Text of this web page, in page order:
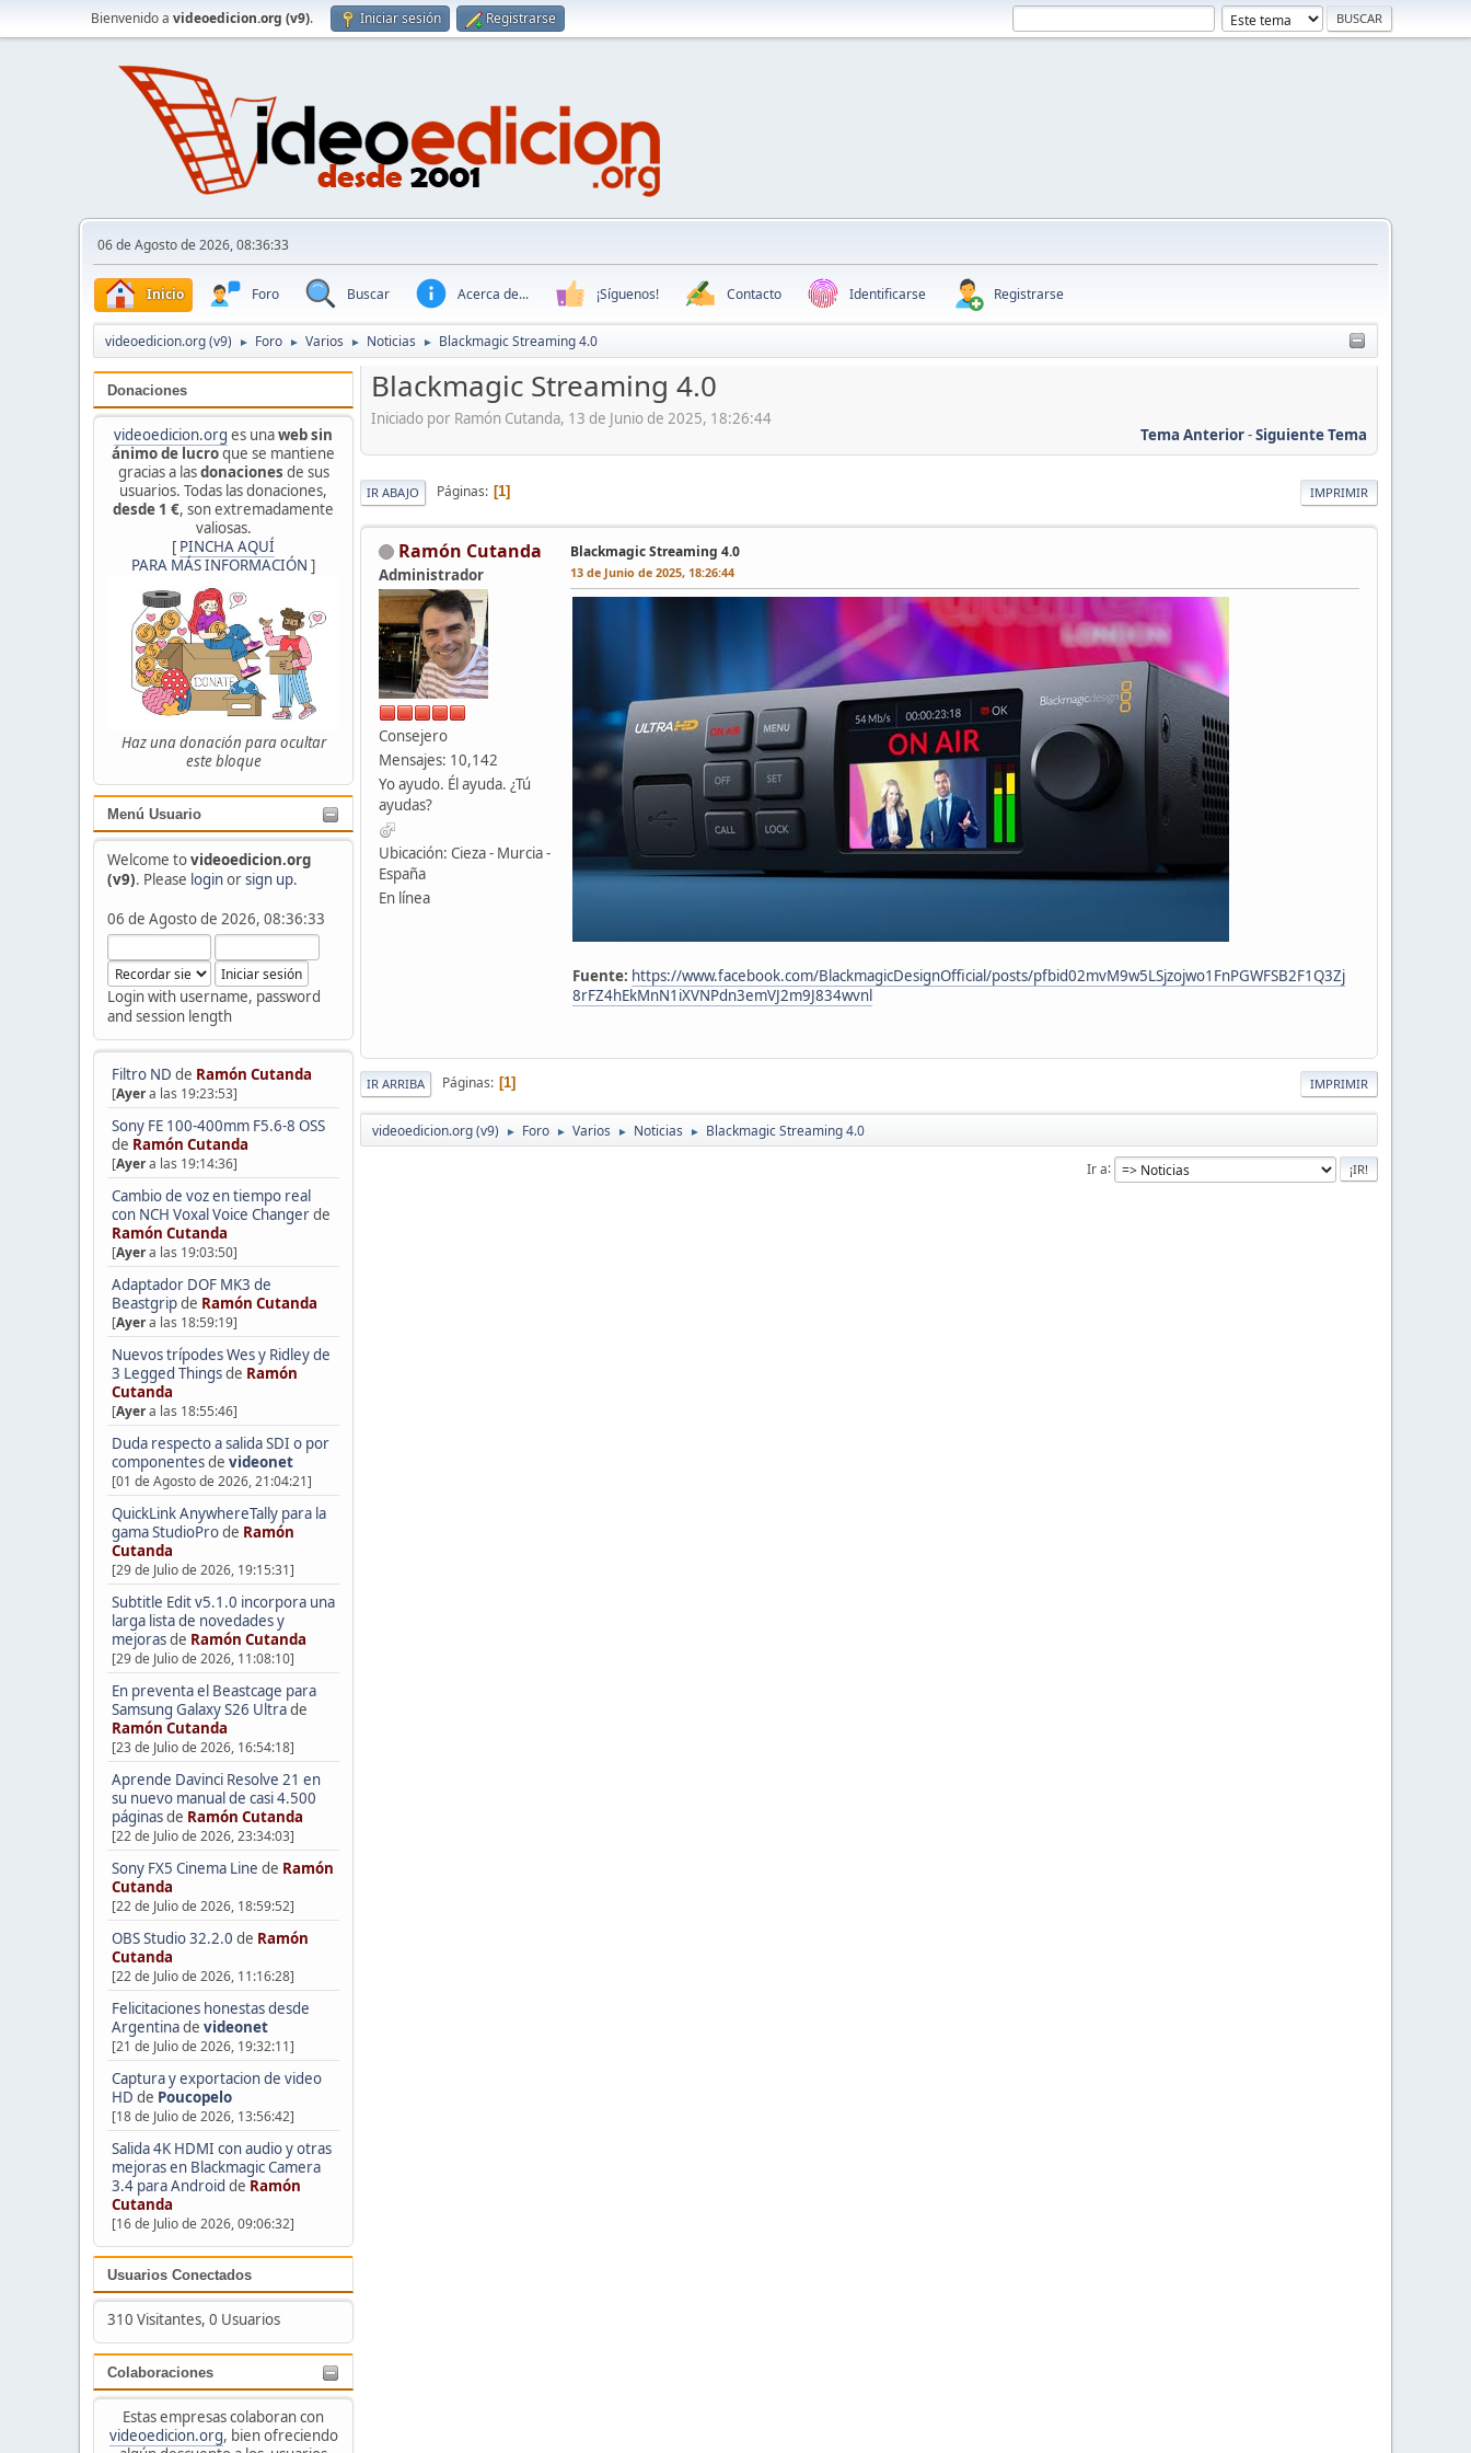
Bienvenido a videoedicion.org (v9). Iniciar sesión Registrarse
06 de Agosto de 2026, 08:36:33
Inicio Foro Buscar Acerca de... ¡Síguenos! Contacto Identificarse Registrarse
videoedicion.org (v9) ► Foro ► Varios ► Noticias ► Blackmagic Streaming 4.0
Donaciones
videoedicion.org es unaweb sin
ánimo de lucroque se mantiene
gracias a lasdonaciones de sus
usuarios. Todas las donaciones,
desde 1 €, son extremadamente
valiosas.
[ PINCHA AQUÍ
PARA MÁS INFORMACIÓN ]
Haz una donación para ocultar
este bloque
Menú Usuario
Welcome tovideoedicion.org
(v9). Please loginorsign up.
06 de Agosto de 2026, 08:36:33
Login with username, password
and session length
Filtro ND de Ramón Cutanda
[Ayera las 19:23:53]
Sony FE 100-400mm F5.6-8 OSS
de Ramón Cutanda
[Ayera las 19:14:36]
Cambio de voz en tiempo real
con NCH Voxal Voice Changerde
Ramón Cutanda
[Ayera las 19:03:50]
Adaptador DOF MK3 de
Beastgripde Ramón Cutanda
[Ayera las 18:59:19]
Nuevos trípodes Wes y Ridley de
3 Legged Thingsde Ramón
Cutanda
[Ayera las 18:55:46]
Duda respecto a salida SDI o por
componentesde videonet
[01 de Agosto de 2026, 21:04:21]
QuickLink AnywhereTally para la
gama StudioProde Ramón
Cutanda
[29 de Julio de 2026, 19:15:31]
Subtitle Edit v5.1.0 incorpora una
larga lista de novedades y
mejorasde Ramón Cutanda
[29 de Julio de 2026, 11:08:10]
En preventa el Beastcage para
Samsung Galaxy S26 Ultrade
Ramón Cutanda
[23 de Julio de 2026, 16:54:18]
Aprende Davinci Resolve 21 en
su nuevo manual de casi 4.500
páginasde Ramón Cutanda
[22 de Julio de 2026, 23:34:03]
Sony FX5 Cinema Line de Ramón
Cutanda
[22 de Julio de 2026, 18:59:52]
OBS Studio 32.2.0 de Ramón
Cutanda
[22 de Julio de 2026, 11:16:28]
Felicitaciones honestas desde
Argentinade videonet
[21 de Julio de 2026, 19:32:11]
Captura y exportacion de video
HD de Poucopelo
[18 de Julio de 2026, 13:56:42]
Salida 4K HDMI con audio y otras
mejoras en Blackmagic Camera
3.4 para Android de Ramón
Cutanda
[16 de Julio de 2026, 09:06:32]
Usuarios Conectados
310 Visitantes, 0 Usuarios
Colaboraciones
Estas empresas colaboran con
videoedicion.org, bien ofreciendo
Blackmagic Streaming 4.0
Iniciado por Ramón Cutanda, 13 de Junio de 2025, 18:26:44
Tema Anterior-Siguiente Tema
IMPRIMIR
IR ABAJO Páginas 1
Ramón Cutanda
Administrador
Consejero
Mensajes: 10,142
Yo ayudo. Él ayuda. ¿Tú
ayudas?
Ubicación: Cieza - Murcia -
España
En línea
Blackmagic Streaming 4.0
13 de Junio de 2025, 18:26:44
Fuente: https://www.facebook.com/BlackmagicDesignOfficial/posts/pfbid02mvM9w5LSjzojwo1FnPGWFSB2F1Q3Zj
8rFZ4hEkMnN1iXVNPdn3emVJ2m9J834wvnl
IMPRIMIR
IR ARRIBA Páginas 1
videoedicion.org (v9) ► Foro ► Varios ► Noticias ► Blackmagic Streaming 4.0
Ir a